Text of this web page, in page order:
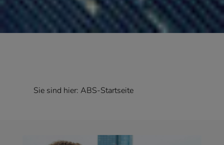
Sie sind hier:ABS-Startseite